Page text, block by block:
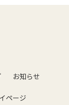
お知らせ
ページ